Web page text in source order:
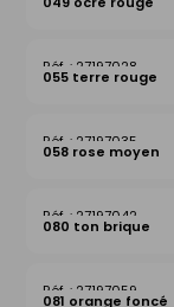
27197028
055 terre rouge
27197035
058 rose moyen
27197042
080 ton brique
27197059
081 orange foncé